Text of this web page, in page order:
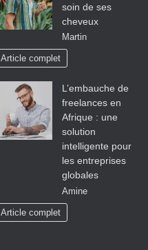
soin de ses
cheveux
Martin
Article complet
L’embauche de
freelances en
Afrique : une
solution
intelligente pour
les entreprises
globales
Amine
Article complet